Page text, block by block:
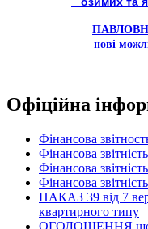
нові
Офіційна
Фінансова
Фінансова
Фінансова
Фінансова
НАКАЗ 39 від 7
квартирного типу